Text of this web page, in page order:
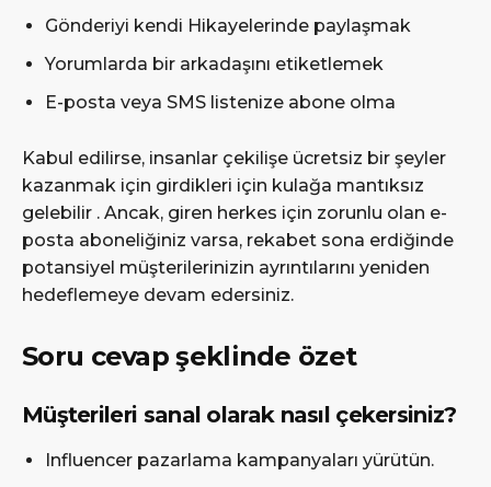
Gönderiyi kendi Hikayelerinde paylaşmak
Yorumlarda bir arkadaşını etiketlemek
E-posta veya SMS listenize abone olma
Kabul edilirse, insanlar çekilişe ücretsiz bir şeyler
kazanmak için girdikleri için kulağa mantıksız
gelebilir . Ancak, giren herkes için zorunlu olan e-
posta aboneliğiniz varsa, rekabet sona erdiğinde
potansiyel müşterilerinizin ayrıntılarını yeniden
hedeflemeye devam edersiniz.
Soru cevap şeklinde özet
Müşterileri sanal olarak nasıl çekersiniz?
Influencer pazarlama kampanyaları yürütün.